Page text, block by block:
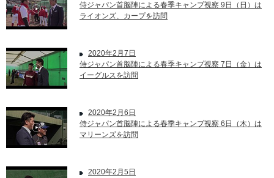
侍ジャパン首脳陣による春季キャンプ視察 9日（日）は
ライオンズ、カープを訪問
2020年2月7日
侍ジャパン首脳陣による春季キャンプ視察 7日（金）は
イーグルスを訪問
2020年2月6日
侍ジャパン首脳陣による春季キャンプ視察 6日（木）は
マリーンズを訪問
2020年2月5日